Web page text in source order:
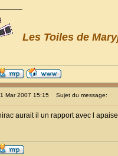
Les Toiles de
Mar 2007 15:15 Sujet du message:
aurait il un rapport avec l